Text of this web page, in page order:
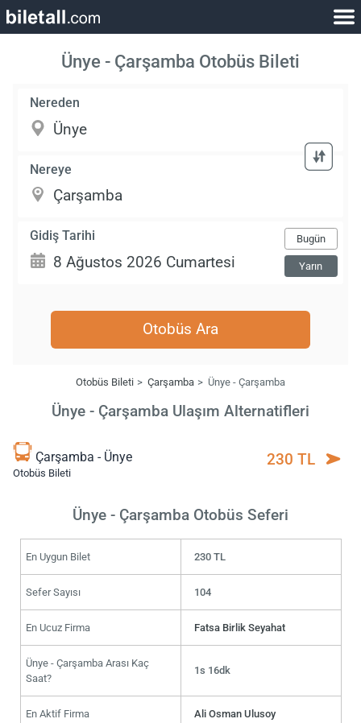
Ünye - Çarşamba Otobüs Bileti
Nereden
Nereye
Gidiş Tarihi Bugün
Yarın
Otobüs Ara
Otobüs Bileti Çarşamba Ünye - Çarşamba
Ünye - Çarşamba Ulaşım Alternatifleri
Çarşamba - Ünye
Otobüs Bileti
230 TL
Ünye - Çarşamba Otobüs Seferi
En Uygun Bilet 230 TL
Sefer Sayısı 104
En Ucuz Firma Fatsa Birlik Seyahat
Ünye - Çarşamba Arası Kaç
Saat?
1s 16dk
En Aktif Firma Ali Osman Ulusoy